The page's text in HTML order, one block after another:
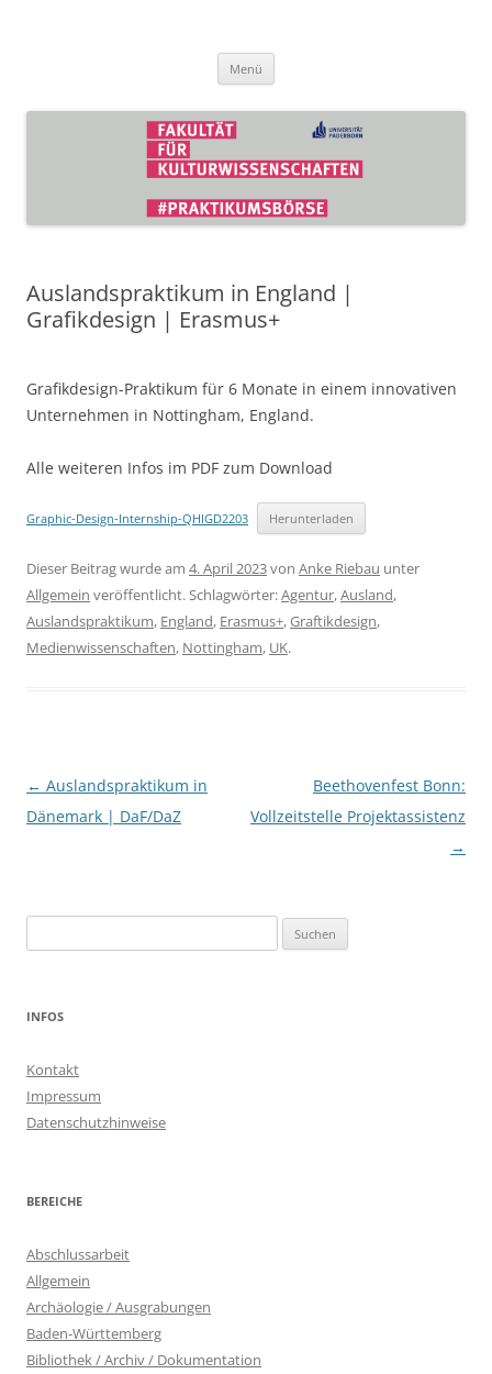
Kulturwissenschaften
Menü
Auslandspraktikum in England |
Grafikdesign | Erasmus+
Grafikdesign-Praktikum für 6 Monate in einem innovativen
Unternehmen in Nottingham, England.
Alle weiteren Infos im PDF zum Download
Graphic-Design-Internship-QHIGD2203 Herunterladen
Dieser Beitrag wurde am 4. April 2023von Anke Riebau unter
Allgemein veröffentlicht. Schlagwörter:Agentur,Ausland,
Auslandspraktikum, England, Erasmus+,Graftikdesign,
Medienwissenschaften, Nottingham, UK.
Beitragsnavigation
← Auslandspraktikum in
Dänemark | DaF/DaZ
Beethovenfest Bonn:
Vollzeitstelle Projektassistenz
→
nach:
INFOS
Kontakt
Impressum
Datenschutzhinweise
BEREICHE
Abschlussarbeit
Allgemein
Archäologie / Ausgrabungen
Baden-Württemberg
Bibliothek / Archiv / Dokumentation